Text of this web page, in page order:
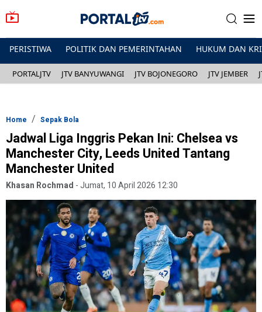
PERISTIWA POLITIK DAN PEMERINTAHAN HUKUM DAN
PORTALJTV JTV BANYUWANGI JTV BOJONEGORO JTV JEMBER
Home Sepak Bola
Jadwal Liga Inggris Pekan Ini: Chelsea vs
Manchester City, Leeds United Tantang
Manchester United
Khasan Rochmad -Jumat, 10 April 2026 12:30